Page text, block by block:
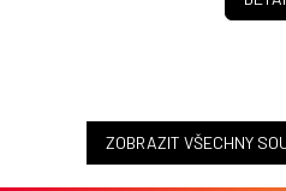
ZOBRAZIT VŠECHNY